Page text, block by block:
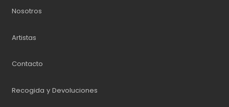
Nosotros
Artistas
Contacto
Recogida y Devoluciones